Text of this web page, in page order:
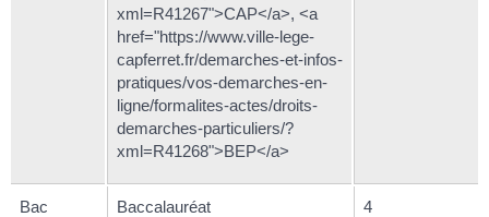
xml=R41267">CAP</a>, <a
href="https://www.ville-lege-
capferret.fr/demarches-et-infos-
pratiques/vos-demarches-en-
ligne/formalites-actes/droits-
demarches-particuliers/?
xml=R41268">BEP</a>
Bac Baccalauréat
4